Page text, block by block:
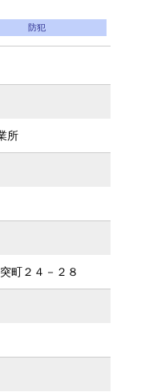
防犯
所
町２４－２８